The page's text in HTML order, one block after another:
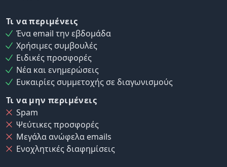
Τι να περιμένεις
Ένα email την εβδομάδα
Χρήσιμες συμβουλές
Ειδικές προσφορές
Νέα και ενημερώσεις
Ευκαιρίες συμμετοχής σε διαγωνισμούς
Τι να μην περιμένεις
Spam
Ψεύτικες προσφορές
Μεγάλα ανώφελα emails
Ενοχλητικές διαφημίσεις